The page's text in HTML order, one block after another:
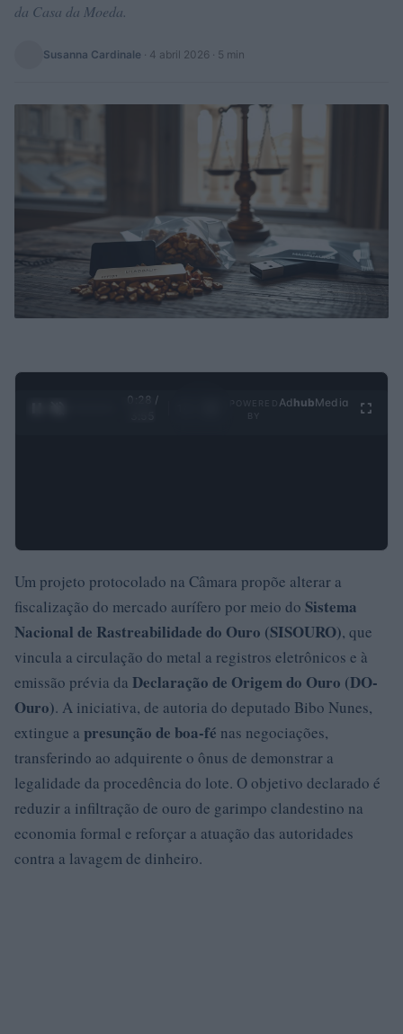
da Casa da Moeda.
Susanna Cardinale · 4 abril 2026 · 5 min
0:29 /
Ad hubMedia
Um projeto protocolado na Câmara propõe alterar a
fiscalização do mercado aurífero por meio do Sistema
Nacional de Rastreabilidade do Ouro (SISOURO), que
vincula a circulação do metal a registros eletrônicos e à
emissão prévia da Declaração de Origem do Ouro (DO-
Ouro). A iniciativa, de autoria do deputado Bibo Nunes,
extingue a presunção de boa-fé nas negociações,
transferindo ao adquirente o ônus de demonstrar a
legalidade da procedência do lote. O objetivo declarado é
reduzir a infiltração de ouro de garimpo clandestino na
economia formal e reforçar a atuação das autoridades
contra a lavagem de dinheiro.